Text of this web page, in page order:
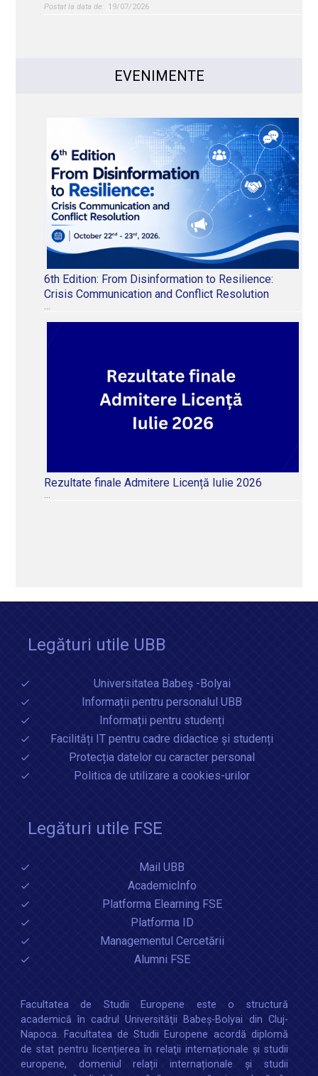
19/07/2026
EVENIMENTE
6th Edition: From Disinformation to Resilience:
Crisis Communication and Conflict Resolution
Rezultate finale Admitere Licență Iulie 2026
…
Legături utile UBB
Universitatea Babeș -Bolyai
Informații pentru personalul UBB
Informații pentru studenți
Facilități IT pentru cadre didactice și studenți
Protecția datelor cu caracter personal
Politica de utilizare a cookies-urilor
Legături utile FSE
Mail UBB
AcademicInfo
Platforma Elearning FSE
Platforma ID
Managementul Cercetării
Alumni FSE
Facultatea de Studii Europene este o structură
academică în cadrul Universităţii Babeș-Bolyai din Cluj-
Napoca. Facultatea de Studii Europene acordă diplomă
de stat pentru licențierea în relaţii internaţionale şi studii
europene, domeniul relații internaționale şi studii